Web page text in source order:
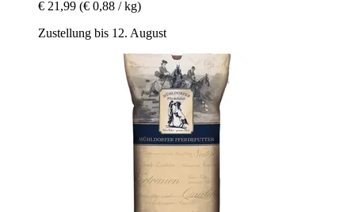
€ 21,99 (€ 0,88 / kg)
Zustellung bis 12. August